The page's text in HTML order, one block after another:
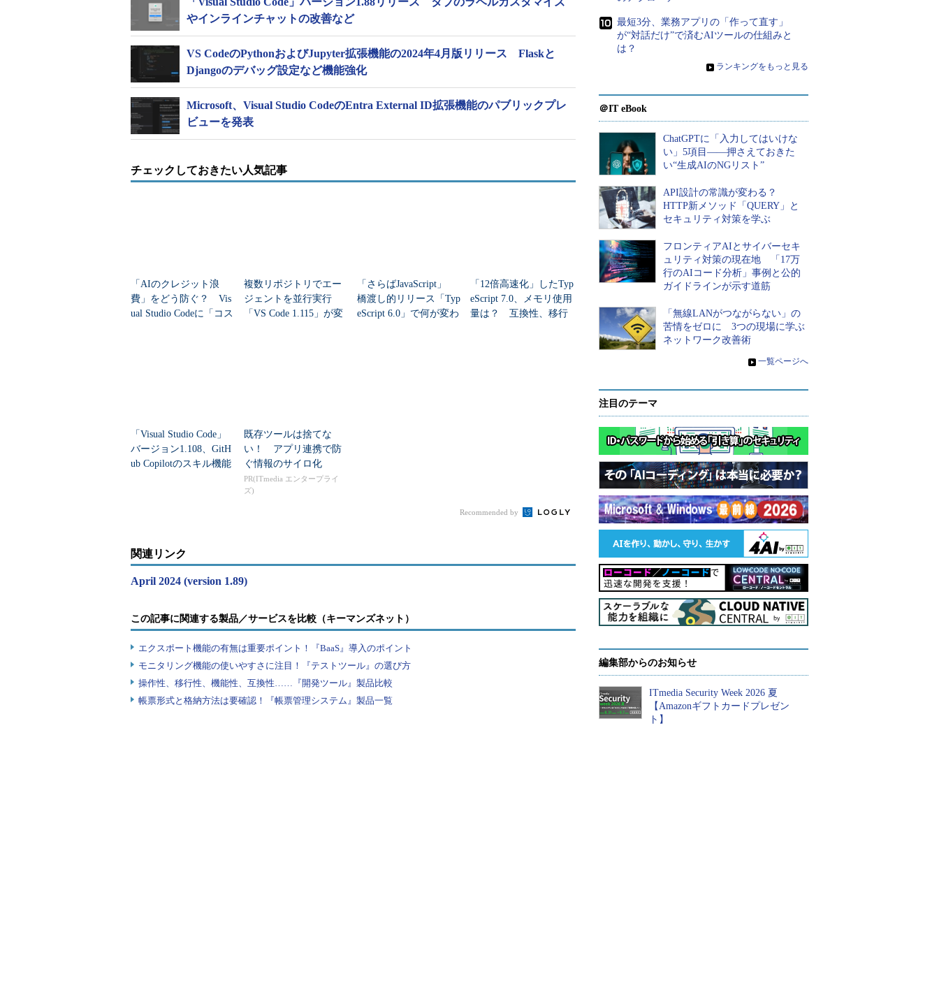
やインラインチャットの改善など
VS CodeのPythonおよびJupyter拡張機能の2024年4月版リリース Flaskと
Djangoのデバッグ設定など機能強化
Microsoft、Visual Studio CodeのEntra External ID拡張機能のパブリックプレ
ビューを発表
チェックしておきたい人気記事
「AIのクレジット浪
費」をどう防ぐ？ Vis
ual Studio Codeに「コス
複数リポジトリでエー
ジェントを並行実行
「VS Code 1.115」が変
「さらばJavaScript」
橋渡し的リリース「Typ
eScript 6.0」で何が変わ
「12倍高速化」したTyp
eScript 7.0、メモリ使用
量は？ 互換性、移行
「Visual Studio Code」
バージョン1.108、GitH
ub Copilotのスキル機能
既存ツールは捨てな
い！ アプリ連携で防
ぐ情報のサイロ化
PR(ITmedia エンタープライ
ズ)
Recommended by
関連リンク
April 2024 (version 1.89)
この記事に関連する製品／サービスを比較（キーマンズネット）
エクスポート機能の有無は重要ポイント！『BaaS』導入のポイント
モニタリング機能の使いやすさに注目！『テストツール』の選び方
操作性、移行性、機能性、互換性……『開発ツール』製品比較
帳票形式と格納方法は要確認！『帳票管理システム』製品一覧
最短3分、業務アプリの「作って直す」
が“対話だけ”で済むAIツールの仕組みと
は？
» ランキングをもっと見る
＠IT eBook
ChatGPTに「入力してはいけな
い」5項目――押さえておきた
い“生成AIのNGリスト”
API設計の常識が変わる？
HTTP新メソッド「QUERY」と
セキュリティ対策を学ぶ
フロンティアAIとサイバーセキ
ュリティ対策の現在地 「17万
行のAIコード分析」事例と公的
ガイドラインが示す道筋
「無線LANがつながらない」の
苦情をゼロに 3つの現場に学ぶ
ネットワーク改善術
» 一覧ページへ
注目のテーマ
編集部からのお知らせ
ITmedia Security Week 2026 夏
【Amazonギフトカードプレゼン
ト】